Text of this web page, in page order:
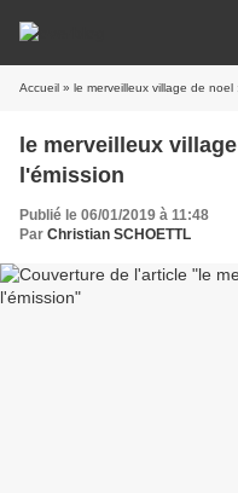
Accueil » le merveilleux village de noel
le merveilleux village de noel :
l'émission
Publié le 06/01/2019 à 11:48
Par Christian SCHOETTL